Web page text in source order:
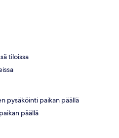
tiloissa
pysäköinti paikan päällä
päällä